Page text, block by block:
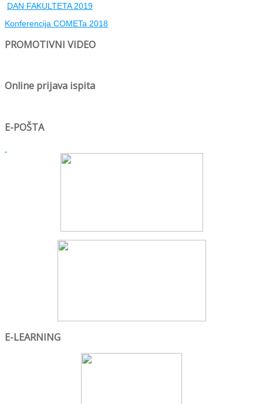
DAN FAKULTETA 2019
Konferencija COMETa 2018
PROMOTIVNI VIDEO
Online prijava ispita
E-POŠTA
E-LEARNING